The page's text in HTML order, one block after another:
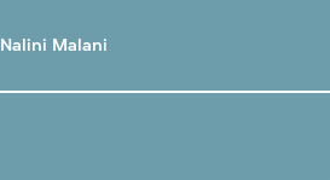
Nalini Malani